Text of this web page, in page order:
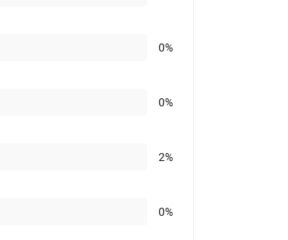
0%
0%
2%
0%